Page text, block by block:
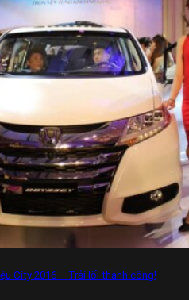
City 2016 – Trải lối thành công!